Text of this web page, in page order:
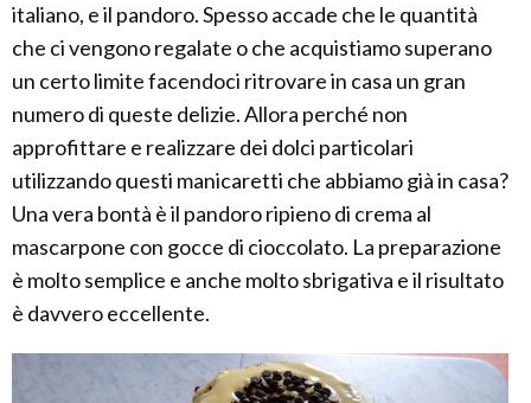
italiano, e il pandoro. Spesso accade che le quantità
che ci vengono regalate o che acquistiamo superano
un certo limite facendoci ritrovare in casa un gran
numero di queste delizie. Allora perché non
approfittare e realizzare dei dolci particolari
utilizzando questi manicaretti che abbiamo già in casa?
Una vera bontà è il pandoro ripieno di crema al
mascarpone con gocce di cioccolato. La preparazione
è molto semplice e anche molto sbrigativa e il risultato
è davvero eccellente.